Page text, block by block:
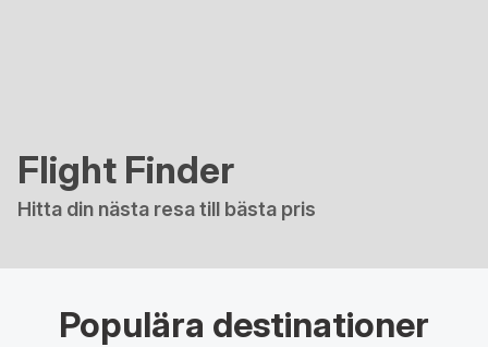
Flight Finder
Hitta din nästa resa till bästa pris
Populära destinationer